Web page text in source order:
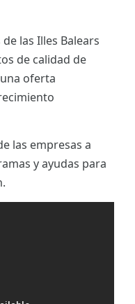
las Illes Balears
de calidad de
oferta
las empresas a
y ayudas para